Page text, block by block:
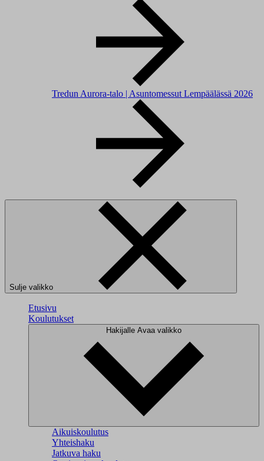
Tredun Aurora-talo | Asuntomessut Lempäälässä 2026
Sulje valikko
Etusivu
Koulutukset
Hakijalle Avaa valikko
Aikuiskoulutus
Yhteishaku
Jatkuva haku